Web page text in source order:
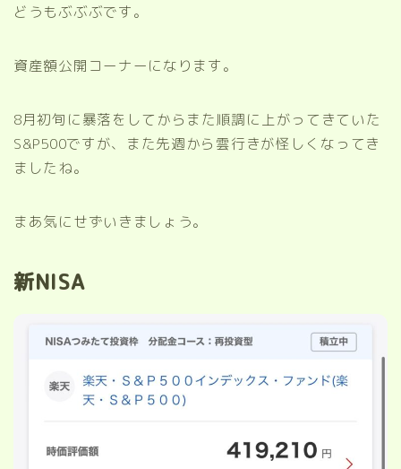
どうもぶぶぶです。
資産額公開コーナーになります。
8月初旬に暴落をしてからまた順調に上がってきていた
S&P500ですが、また先週から雲行きが怪しくなってき
ましたね。
まあ気にせずいきましょう。
新NISA